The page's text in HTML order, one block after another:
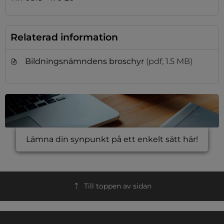
Relaterad information
Bildningsnämndens broschyr (pdf, 1.5 MB)
Lämna din synpunkt på ett enkelt sätt här!
Till toppen av sidan